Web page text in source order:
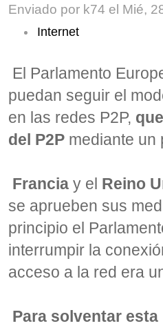
Enviado por k74 el Mié,
Internet
El Parlamento
puedan seguir el
en las redes P2P,
del P2P mediante un
Francia y el Reino
se aprueben sus
principio el
interrumpir la
acceso a la red era
Para solventar